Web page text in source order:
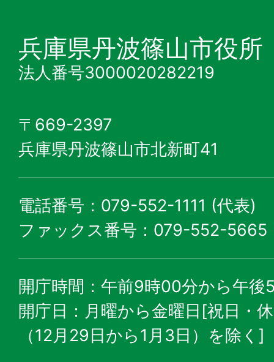
兵庫県丹波篠山市役所
法人番号3000020282219
〒669-2397
兵庫県丹波篠山市北新町41
電話番号：079-552-1111 (代表)
ファックス番号：079-552-5665
開庁時間：午前9時00分から午後
開庁日：月曜から金曜日[祝日・
（12月29日から1月3日）を除く]